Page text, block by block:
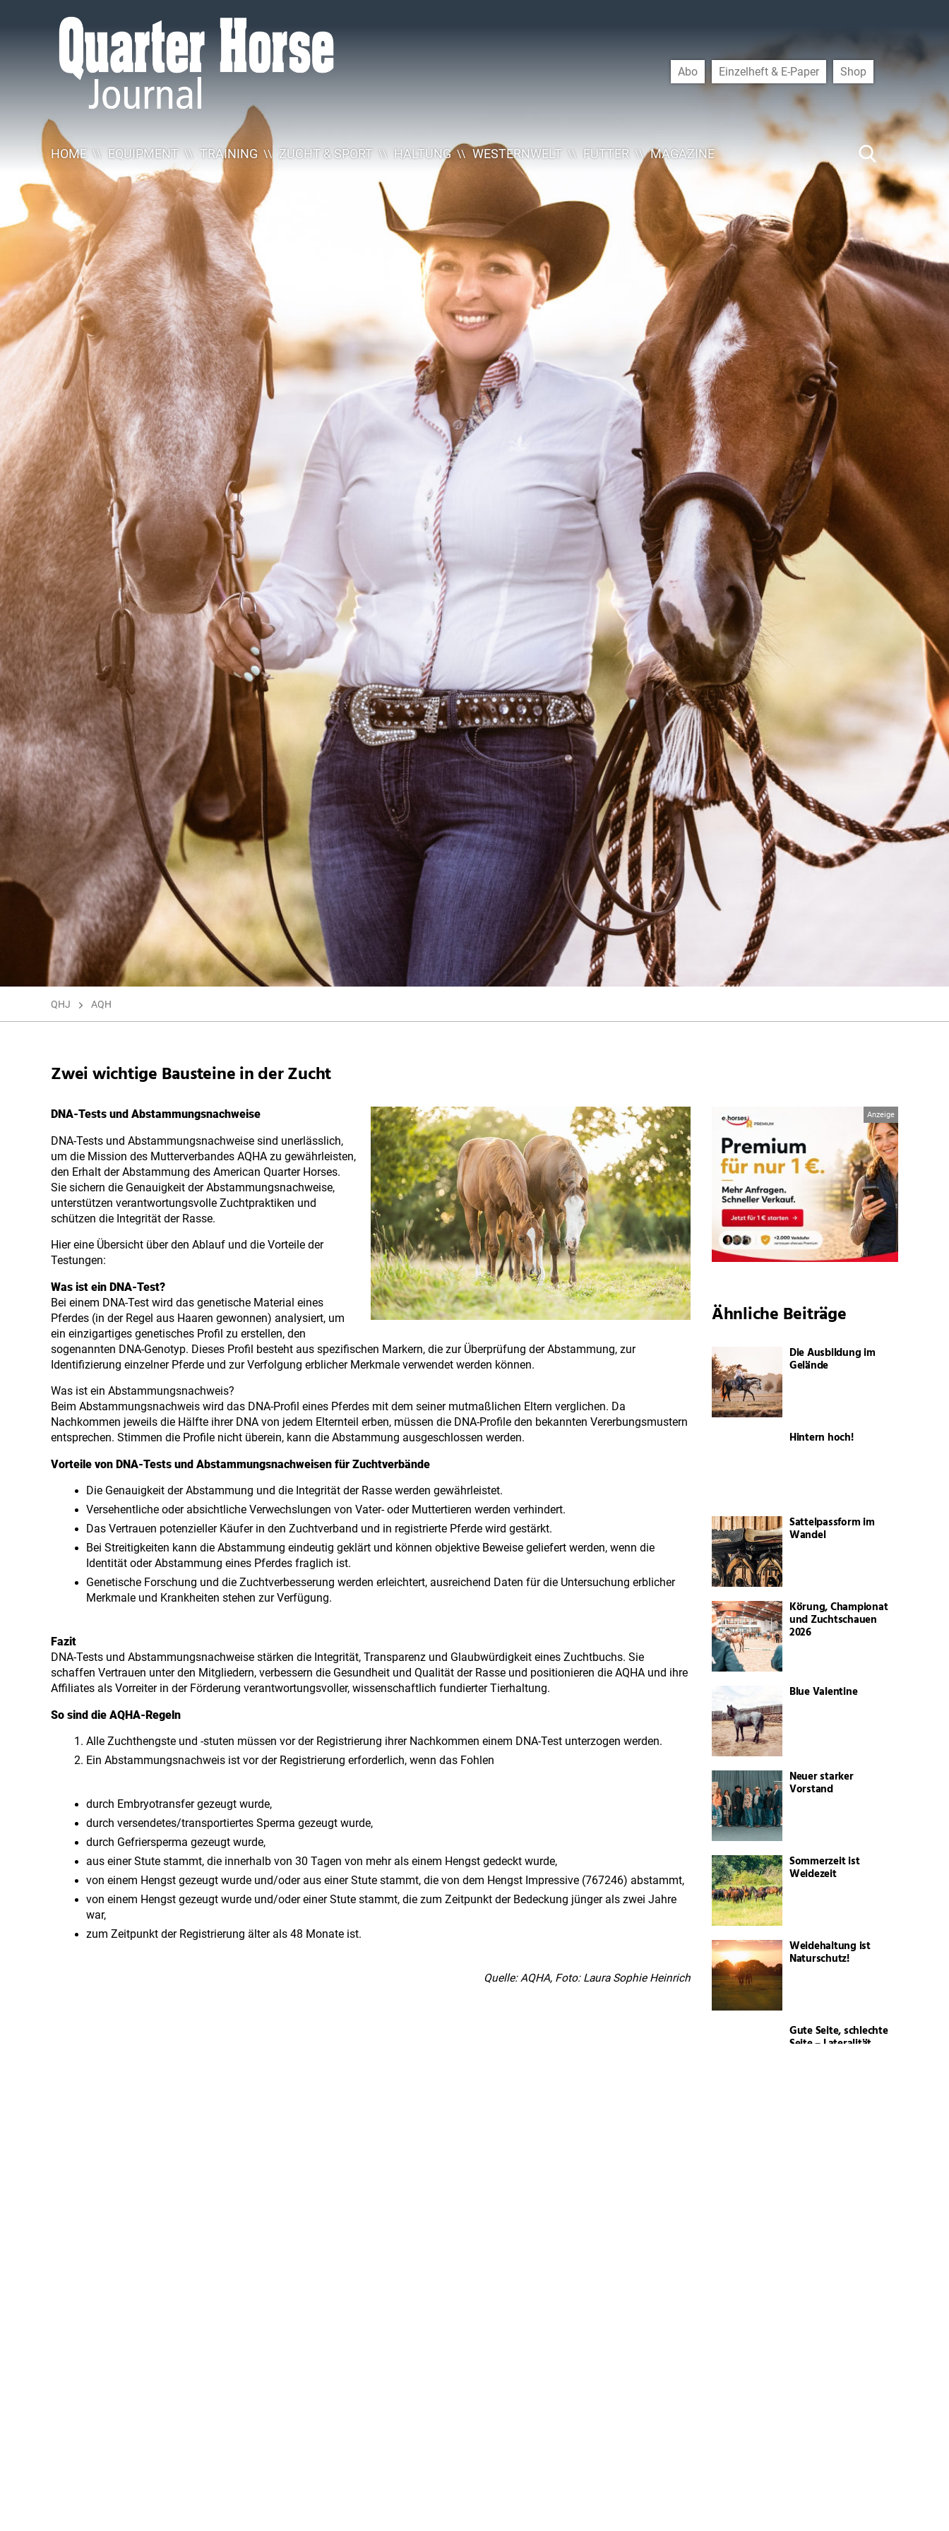
Quarter
Journal
HOME EQUIPMENT TRAINING ZUCHT & SPORT HALTUNG WESTERNWELT FUTTER MAGAZINE
Abo Einzelheft & E-Paper Shop
QHJ AQH
Zwei wichtige Bausteine in der Zucht
DNA-Tests und Abstammungsnachweise
DNA-Tests und Abstammungsnachweise sind unerlässlich,
um die Mission des Mutterverbandes AQHA zu gewährleisten,
den Erhalt der Abstammung des American Quarter Horses.
Sie sichern die Genauigkeit der Abstammungsnachweise,
unterstützen verantwortungsvolle Zuchtpraktiken und
schützen die Integrität der Rasse.
Hier eine Übersicht über den Ablauf und die Vorteile der
Testungen:
Was ist ein DNA-Test?
Bei einem DNA-Test wird das genetische Material eines
Pferdes (in der Regel aus Haaren gewonnen) analysiert, um
ein einzigartiges genetisches Profil zu erstellen, den
sogenannten DNA-Genotyp. Dieses Profil besteht aus spezifischen Markern, die zur Überprüfung der Abstammung, zur
Identifizierung einzelner Pferde und zur Verfolgung erblicher Merkmale verwendet werden können.
Was ist ein Abstammungsnachweis?
Beim Abstammungsnachweis wird das DNA-Profil eines Pferdes mit dem seiner mutmaßlichen Eltern verglichen. Da
Nachkommen jeweils die Hälfte ihrer DNA von jedem Elternteil erben, müssen die DNA-Profile den bekannten Vererbungsmustern
entsprechen. Stimmen die Profile nicht überein, kann die Abstammung ausgeschlossen werden.
Vorteile von DNA-Tests und Abstammungsnachweisen für Zuchtverbände
Die Genauigkeit der Abstammung und die Integrität der Rasse werden gewährleistet.
Versehentliche oder absichtliche Verwechslungen von Vater- oder Muttertieren werden verhindert.
Das Vertrauen potenzieller Käufer in den Zuchtverband und in registrierte Pferde wird gestärkt.
Bei Streitigkeiten kann die Abstammung eindeutig geklärt und können objektive Beweise geliefert werden, wenn die
Identität oder Abstammung eines Pferdes fraglich ist.
Genetische Forschung und die Zuchtverbesserung werden erleichtert, ausreichend Daten für die Untersuchung erblicher
Merkmale und Krankheiten stehen zur Verfügung.
Fazit
DNA-Tests und Abstammungsnachweise stärken die Integrität, Transparenz und Glaubwürdigkeit eines Zuchtbuchs. Sie
schaffen Vertrauen unter den Mitgliedern, verbessern die Gesundheit und Qualität der Rasse und positionieren die AQHA und ihre
Affiliates als Vorreiter in der Förderung verantwortungsvoller, wissenschaftlich fundierter Tierhaltung.
So sind die AQHA-Regeln
Alle Zuchthengste und -stuten müssen vor der Registrierung ihrer Nachkommen einem DNA-Test unterzogen werden.
Ein Abstammungsnachweis ist vor der Registrierung erforderlich, wenn das Fohlen
durch Embryotransfer gezeugt wurde,
durch versendetes/transportiertes Sperma gezeugt wurde,
durch Gefriersperma gezeugt wurde,
aus einer Stute stammt, die innerhalb von 30 Tagen von mehr als einem Hengst gedeckt wurde,
von einem Hengst gezeugt wurde und/oder aus einer Stute stammt, die von dem Hengst Impressive (767246) abstammt,
von einem Hengst gezeugt wurde und/oder einer Stute stammt, die zum Zeitpunkt der Bedeckung jünger als zwei Jahre
war,
zum Zeitpunkt der Registrierung älter als 48 Monate ist.
Quelle: AQHA, Foto: Laura Sophie Heinrich
Ähnliche Beiträge
Die Ausbildung im
Gelände
Hintern hoch!
Sattelpassform im
Wandel
Körung, Championat
und Zuchtschauen
2026
Blue Valentine
Neuer starker
Vorstand
Sommerzeit ist
Weidezeit
Weidehaltung ist
Naturschutz!
Gute Seite, schlechte
Seite – Lateralität